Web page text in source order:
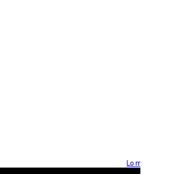
Lo más visto >